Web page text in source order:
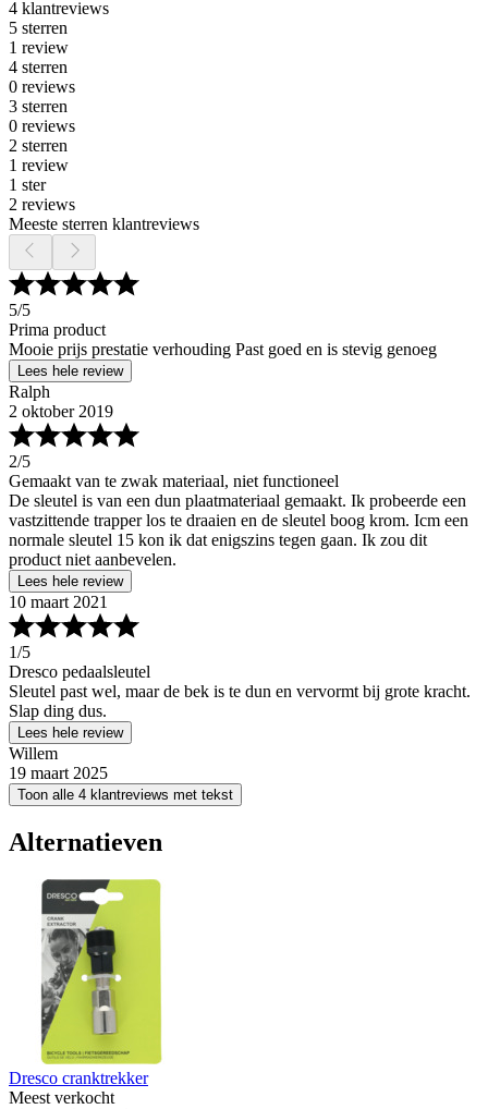
4 klantreviews
5 sterren
1 review
4 sterren
0 reviews
3 sterren
0 reviews
2 sterren
1 review
1 ster
2 reviews
Meeste sterren klantreviews
5/5
Prima product
Mooie prijs prestatie verhouding Past goed en is stevig genoeg
Lees hele review
Ralph
2 oktober 2019
2/5
Gemaakt van te zwak materiaal, niet functioneel
De sleutel is van een dun plaatmateriaal gemaakt. Ik probeerde een
vastzittende trapper los te draaien en de sleutel boog krom. Icm een
normale sleutel 15 kon ik dat enigszins tegen gaan. Ik zou dit
product niet aanbevelen.
Lees hele review
10 maart 2021
1/5
Dresco pedaalsleutel
Sleutel past wel, maar de bek is te dun en vervormt bij grote kracht.
Slap ding dus.
Lees hele review
Willem
19 maart 2025
Toon alle 4 klantreviews met tekst
Alternatieven
Dresco cranktrekker
Meest verkocht